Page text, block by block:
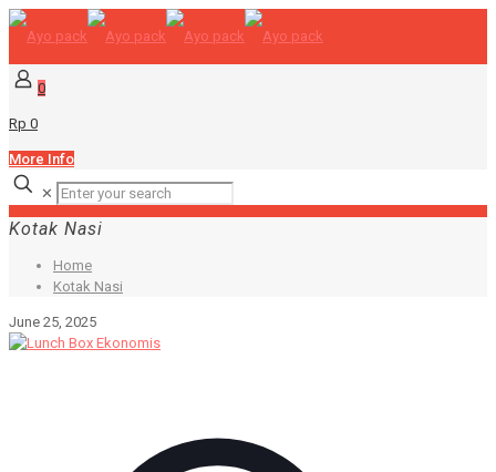
0
Rp 0
More Info
✕
Kotak Nasi
Home
Kotak Nasi
June 25, 2025